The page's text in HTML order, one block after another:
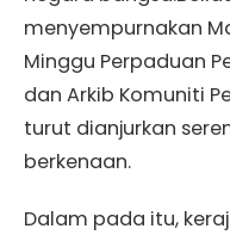
menyempurnakan
Minggu Perpaduan
dan Arkib Komuniti
turut dianjurkan
berkenaan.
Dalam pada itu,